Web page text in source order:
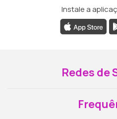
Instale a
Redes de